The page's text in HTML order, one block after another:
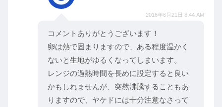
2016年6月21日 8:44 AM
コメントありがとうございます！
卵は熱で固まりますので、ある程度温かく
ないと生地がゆるくなってしまいます。
レンジの過熱時間を長めに設定すると良い
かもしれませんが、突然沸騰することもあ
りますので、ヤケドには十分注意なさって